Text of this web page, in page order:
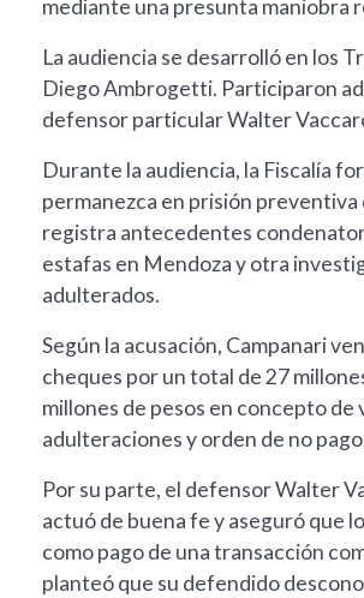
mediante una presunta maniobra
La audiencia se desarrolló en los
Diego Ambrogetti. Participaron
defensor particular Walter
Durante la audiencia, la Fiscalía
permanezca en prisión
registra antecedentes
estafas en Mendoza y otra
adulterados.
Según la acusación, Campanari
cheques por un total de 27
millones de pesos en concepto
adulteraciones y orden de no
Por su parte, el defensor Walter
actuó de buena fe y aseguró que
como pago de una transacción
planteó que su defendido